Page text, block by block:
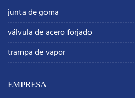
junta de goma
válvula de acero forjado
trampa de vapor
EMPRESA